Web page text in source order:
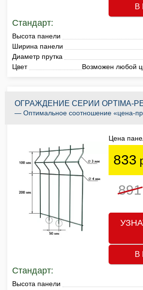
В
Стандарт:
Высота панели
Ширина панели
Диаметр прутка
Цвет
Возможен любой
ОГРАЖДЕНИЕ СЕРИИ OPTIMA-
— Оптимальное соотношение «цена-
Цена
833
891
В
Стандарт:
Высота панели